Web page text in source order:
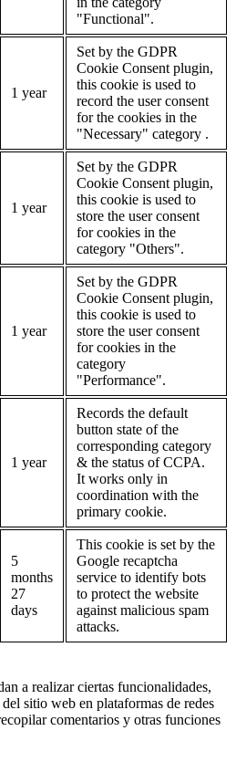
"Functional".
1 year
Set by the GDPR
Cookie Consent plugin,
this cookie is used to
record the user consent
for the cookies in the
"Necessary" category .
1 year
Set by the GDPR
Cookie Consent plugin,
this cookie is used to
store the user consent
for cookies in the
category "Others".
1 year
Set by the GDPR
Cookie Consent plugin,
this cookie is used to
store the user consent
for cookies in the
category
"Performance".
1 year
Records the default
button state of the
corresponding category
& the status of CCPA.
It works only in
coordination with the
primary cookie.
5
months
27
days
This cookie is set by the
Google recaptcha
service to identify bots
to protect the website
against malicious spam
attacks.
a realizar ciertas funcionalidades,
sitio web en plataformas de redes
comentarios y otras funciones